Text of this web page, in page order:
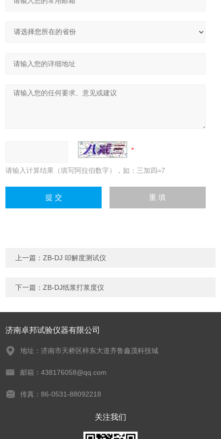
请输入计算结果（填写阿拉伯数字），如：三加四=7
上一篇：ZB-DJ 叩解度测试仪
下一篇：ZB-DJ纸浆打浆度仪
济南卓邦试验仪器有限公司
地址：济南市天桥区梓东大道齐鲁鑫茂科技城
邮箱：438176058@qq.com
传真：86-0531-88092218
关注我们